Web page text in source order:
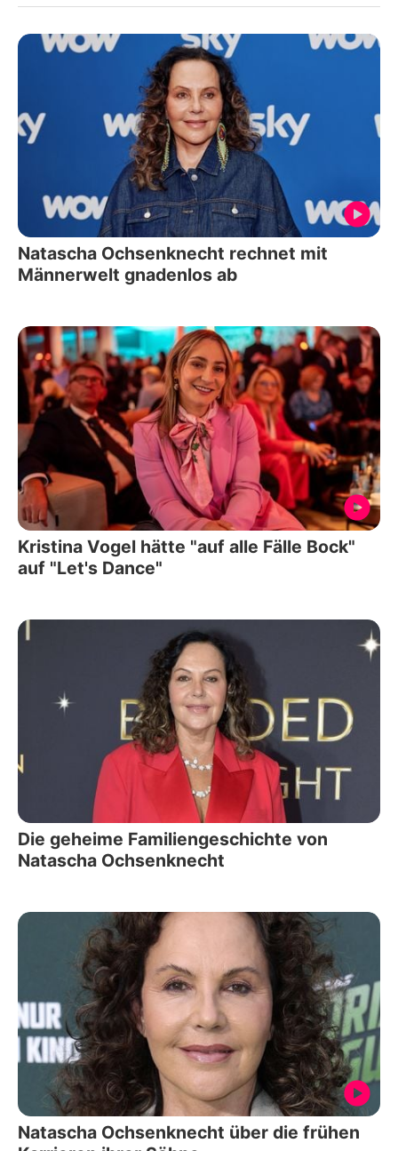
Natascha Ochsenknecht rechnet mit
Männerwelt gnadenlos ab
Kristina Vogel hätte "auf alle Fälle Bock"
auf "Let's Dance"
Die geheime Familiengeschichte von
Natascha Ochsenknecht
Natascha Ochsenknecht über die frühen